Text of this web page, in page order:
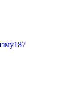
187